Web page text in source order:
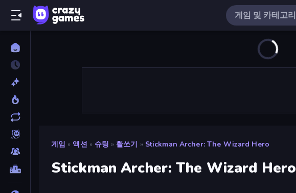
게임 » 액션 » 슈팅 » 활쏘기 » Stickman Archer: The Wizard Hero
Stickman Archer: The Wizard Hero